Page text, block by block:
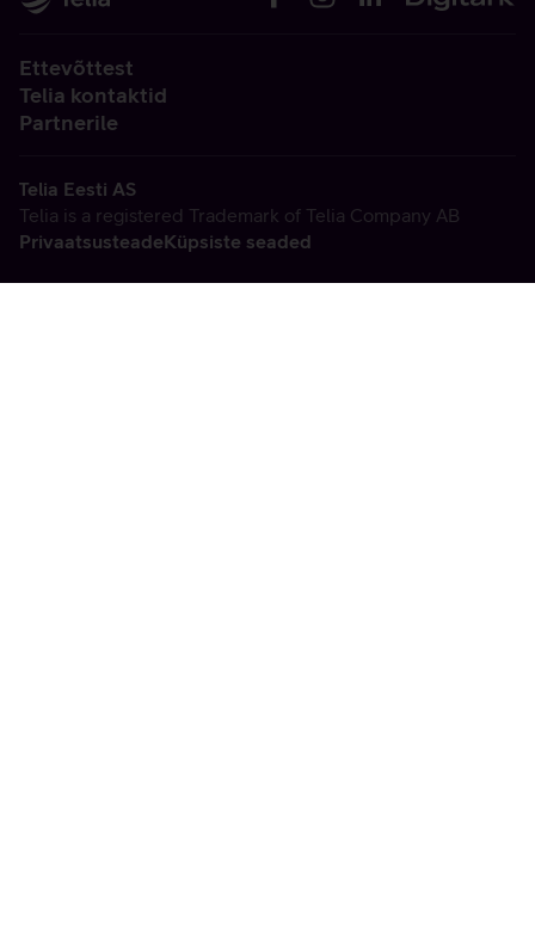
Ettevõttest
Telia kontaktid
Partnerile
Telia Eesti AS
Telia is a registered Trademark of Telia Company AB
PrivaatsusteadeKüpsiste seaded